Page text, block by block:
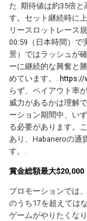
た. 期待値は約35倍
す。セット継続時に
リースロットレース
00:59（日本時間）で
景）ではラッシュが
ーに継続的な興奮と
めています。. https://
らず、ペイアウト率
威力があるかは理解
ーション期間中、い
る必要があります。
あり、Habaneroの通
す。.
賞金総額最大$20,000
プロモーションでは
のうち17を超えては
ゲームがやりたくな